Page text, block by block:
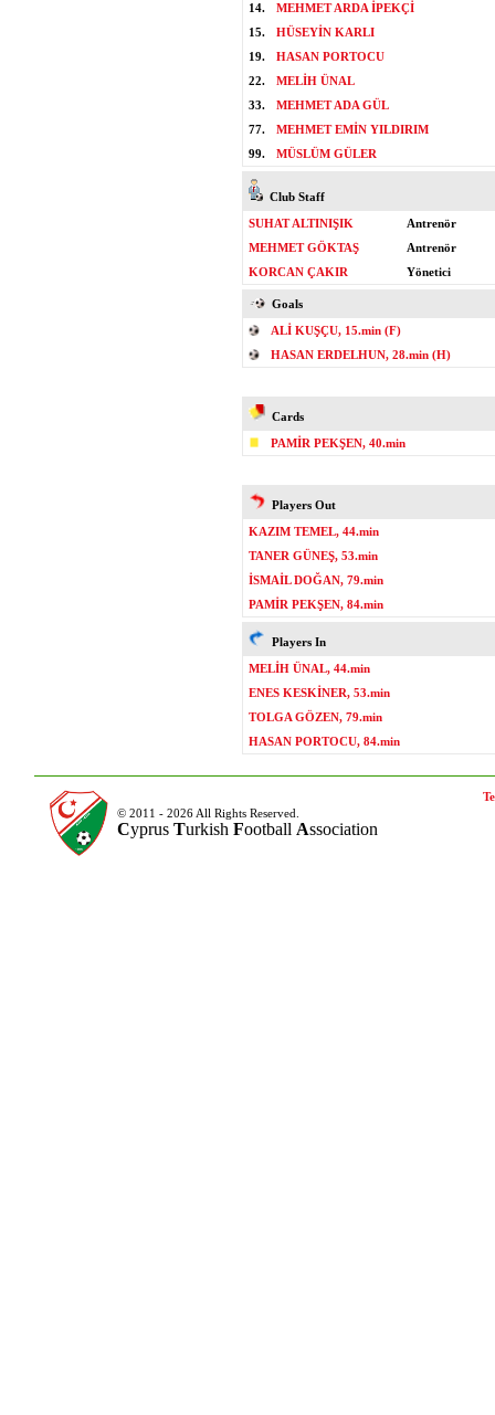
14.
MEHMET ARDA İPEKÇİ
15.
HÜSEYİN KARLI
19.
HASAN PORTOCU
22.
MELİH ÜNAL
33.
MEHMET ADA GÜL
77.
MEHMET EMİN YILDIRIM
99.
MÜSLÜM GÜLER
Club Staff
SUHAT ALTINIŞIK
Antrenör
MEHMET GÖKTAŞ
Antrenör
KORCAN ÇAKIR
Yönetici
Goals
ALİ KUŞÇU, 15.min (F)
HASAN ERDELHUN, 28.min (H)
Cards
PAMİR PEKŞEN, 40.min
Players Out
KAZIM TEMEL, 44.min
TANER GÜNEŞ, 53.min
İSMAİL DOĞAN, 79.min
PAMİR PEKŞEN, 84.min
Players In
MELİH ÜNAL, 44.min
ENES KESKİNER, 53.min
TOLGA GÖZEN, 79.min
HASAN PORTOCU, 84.min
© 2011 - 2026 All Rights Reserved.
Cyprus Turkish Football Association